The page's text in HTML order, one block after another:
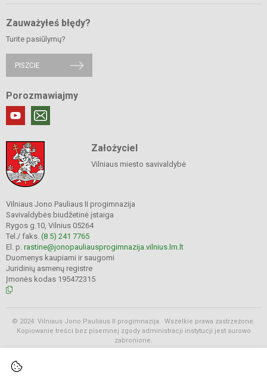
Zauważyłeś błędy?
Turite pasiūlymų?
PISZCIE
Porozmawiajmy
Założyciel
Vilniaus miesto savivaldybė
Vilniaus Jono Pauliaus II progimnazija
Savivaldybės biudžetinė įstaiga
Rygos g.10, Vilnius 05264
Tel./ faks. (8 5) 241 7765
El. p. rastine@jonopauliausprogimnazija.vilnius.lm.lt
Duomenys kaupiami ir saugomi
Juridinių asmenų registre
Įmonės kodas 195472315
© 2024. Vilniaus Jono Pauliaus II progimnazija. Wszelkie prawa zastrzeżone.
Kopiowanie treści bez pisemnej zgody administracji instytucji jest surowo
zabronione.